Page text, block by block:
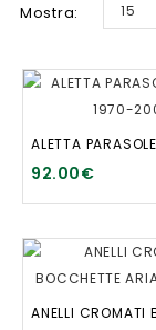
Mostra: 15
92.00€